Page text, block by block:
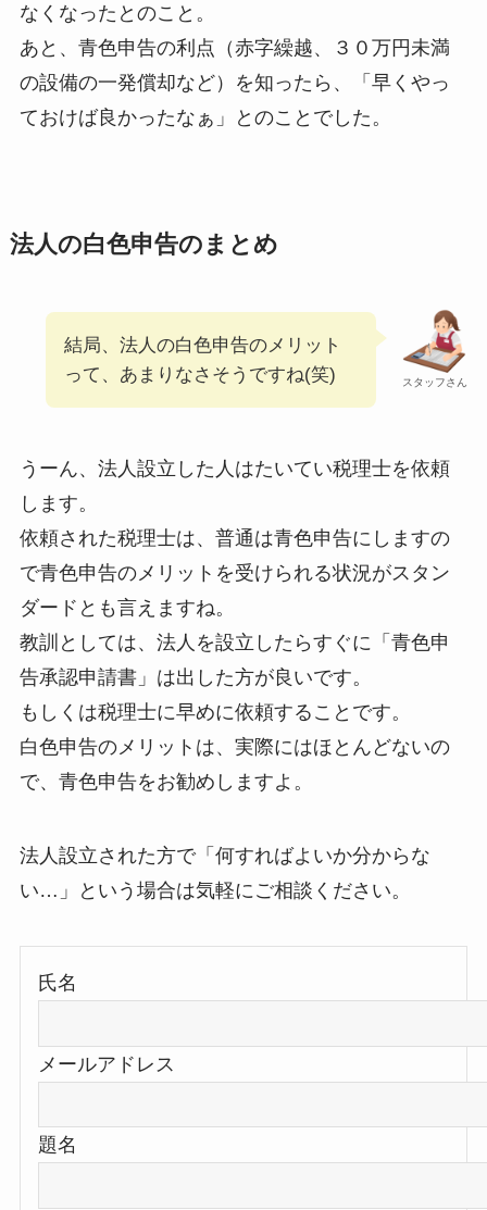
なくなったとのこと。
あと、青色申告の利点（赤字繰越、３０万円未満
の設備の一発償却など）を知ったら、「早くやっ
ておけば良かったなぁ」とのことでした。
法人の白色申告のまとめ
スタッフさん
結局、法人の白色申告のメリット
って、あまりなさそうですね(笑)
うーん、法人設立した人はたいてい税理士を依頼
します。
依頼された税理士は、普通は青色申告にしますの
で青色申告のメリットを受けられる状況がスタン
ダードとも言えますね。
教訓としては、法人を設立したらすぐに「青色申
告承認申請書」は出した方が良いです。
もしくは税理士に早めに依頼することです。
白色申告のメリットは、実際にはほとんどないの
で、青色申告をお勧めしますよ。
法人設立された方で「何すればよいか分からな
い…」という場合は気軽にご相談ください。
氏名
メールアドレス
題名